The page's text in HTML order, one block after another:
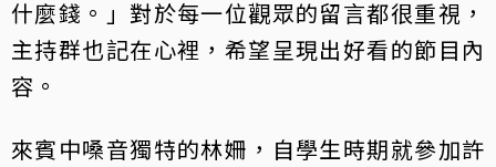
什麼錢。」對於每一位觀眾的留言都很重視，
主持群也記在心裡，希望呈現出好看的節目內
容。
來賓中嗓音獨特的林姍，自學生時期就參加許